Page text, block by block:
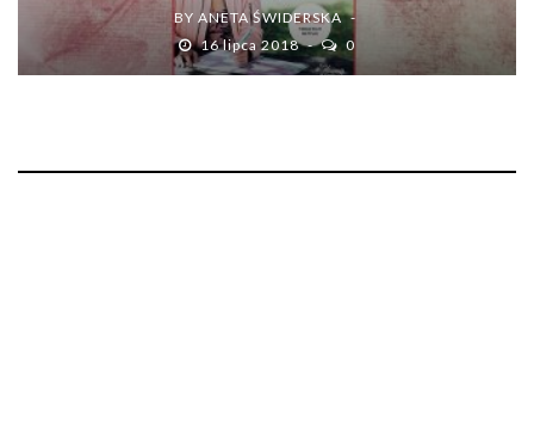
BY ANETA ŚWIDERSKA
16 lipca 2018
0